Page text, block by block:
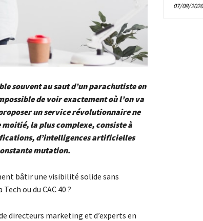
souvent au saut d’un parachutiste en
de voir exactement où l’on va
un service révolutionnaire ne
la plus complexe, consiste à
d’intelligences artificielles
mutation.
bâtir une visibilité solide sans
ou du CAC 40 ?
directeurs marketing et d’experts en
07/08/2026